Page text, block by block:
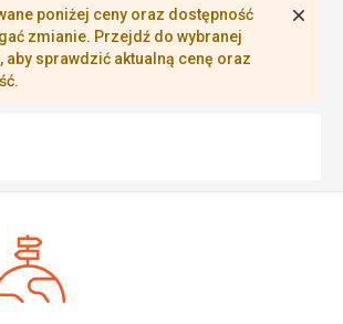
poniżej ceny oraz dostępność
zmianie. Przejdź do wybranej
aby sprawdzić aktualną cenę oraz